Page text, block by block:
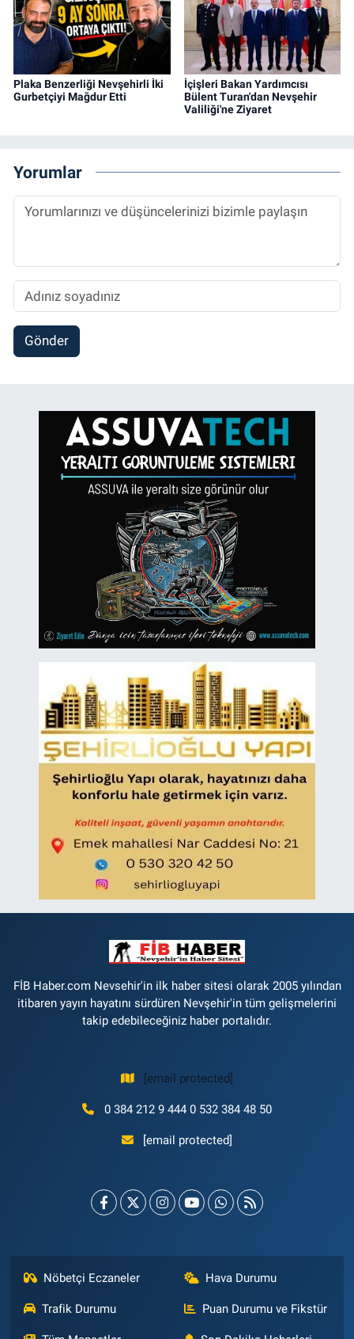
Plaka Benzerliği Nevşehirli İki
Gurbetçiyi Mağdur Etti
İçişleri Bakan Yardımcısı
Bülent Turan'dan Nevşehir
Valiliği'ne Ziyaret
Yorumlar
Gönder
FİB Haber.com Nevsehir'in ilk haber sitesi olarak 2005 yılından
itibaren yayın hayatını sürdüren Nevşehir'in tüm gelişmelerini
takip edebileceğiniz haber portalıdır.
[email protected]
0 384 212 9 444 0 532 384 48 50
[email protected]
Nöbetçi Eczaneler Hava Durumu
Trafik Durumu Puan Durumu ve Fikstür